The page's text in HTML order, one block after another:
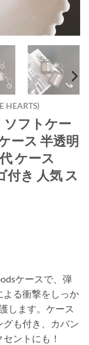
HEARTS)
ソフトケー
ース 半透明
ケース
付き 人気 ス
ケースで、弾
よる衝撃をしっか
します。ケース
も付き、カバン
ントにも！